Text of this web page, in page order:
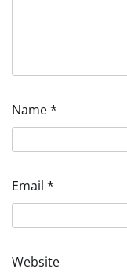
Name*
Email *
Website